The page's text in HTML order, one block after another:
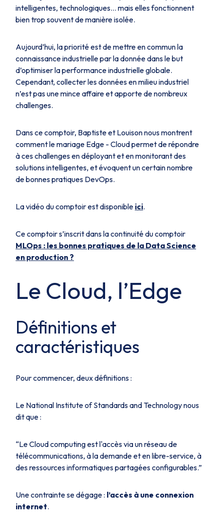
intelligentes, technologiques… mais elles fonctionnent
bien trop souvent de manière isolée.
Aujourd’hui, la priorité est de mettre en commun la
connaissance industrielle par la donnée dans le but
d’optimiser la performance industrielle globale.
Cependant, collecter les données en milieu industriel
n’est pas une mince affaire et apporte de nombreux
challenges.
Dans ce comptoir, Baptiste et Louison nous montrent
comment le mariage Edge - Cloud permet de répondre
à ces challenges en déployant et en monitorant des
solutions intelligentes, et évoquent un certain nombre
de bonnes pratiques DevOps.
La vidéo du comptoir est disponible ici.
Ce comptoir s’inscrit dans la continuité du comptoir
MLOps : les bonnes pratiques de la Data Science
en production ?
Le Cloud, l’Edge
Définitions et
caractéristiques
Pour commencer, deux définitions :
Le National Institute of Standards and Technology nous
dit que :
“Le Cloud computing est l'accès via un réseau de
télécommunications, à la demande et en libre-service, à
des ressources informatiques partagées configurables.”
Une contrainte se dégage : l’accès à une connexion
internet.